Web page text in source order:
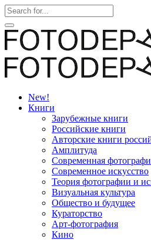
New!
Книги
Зарубежные книги
Российские книги
Авторские книги
Амплитуда
Современная
Современное искусство
Теория фотографии и
Визуальная культура
Общество и будущее
Кураторство
Арт-фотография
Кино